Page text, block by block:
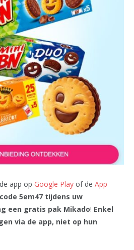
app op Google Play of de App
5em47 tijdens uw
een gratis pak Mikado! Enkel
via de app, niet op hun